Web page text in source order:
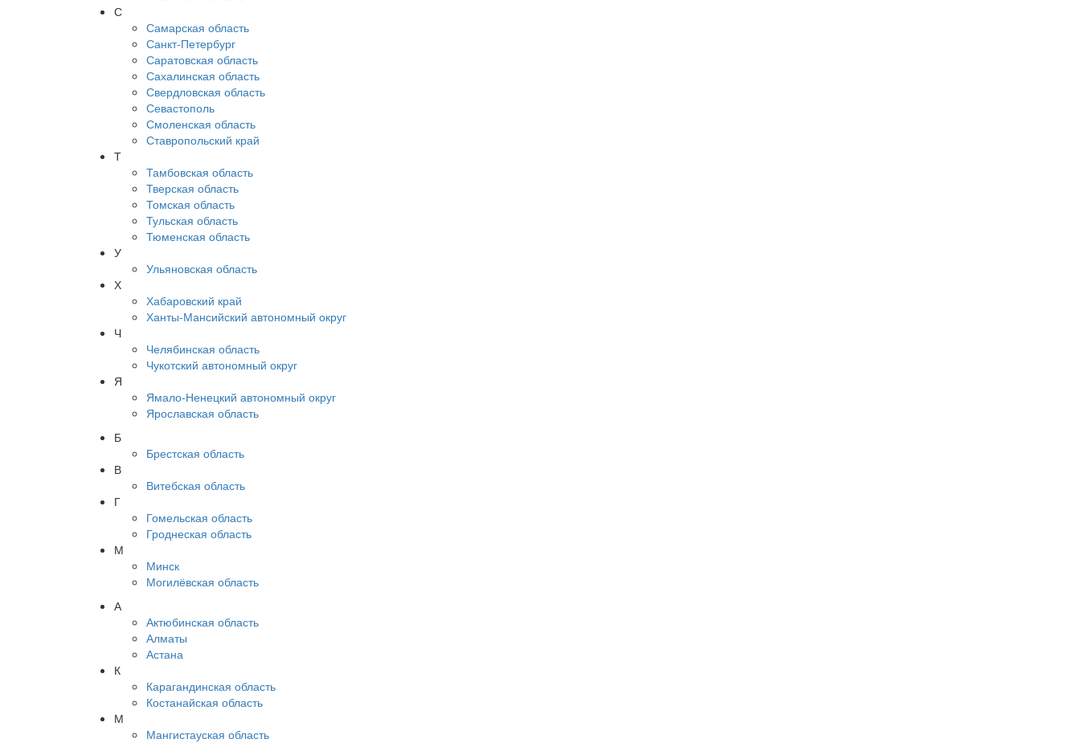
С
Самарская область
Санкт-Петербург
Саратовская область
Сахалинская область
Свердловская область
Севастополь
Смоленская область
Ставропольский край
Т
Тамбовская область
Тверская область
Томская область
Тульская область
Тюменская область
У
Ульяновская область
Х
Хабаровский край
Ханты-Мансийский автономный округ
Ч
Челябинская область
Чукотский автономный округ
Я
Ямало-Ненецкий автономный округ
Ярославская область
Б
Брестская область
В
Витебская область
Г
Гомельская область
Гроднеская область
М
Минск
Могилёвская область
А
Актюбинская область
Алматы
Астана
К
Карагандинская область
Костанайская область
М
Мангистауская область